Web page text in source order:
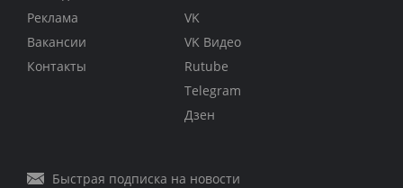
Реклама
Вакансии
Контакты
VK
VK Видео
Rutube
Telegram
Дзен
Быстрая подписка на новости